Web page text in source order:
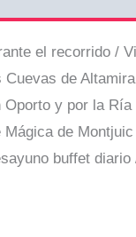
el recorrido /
de
y por la
de
buffet